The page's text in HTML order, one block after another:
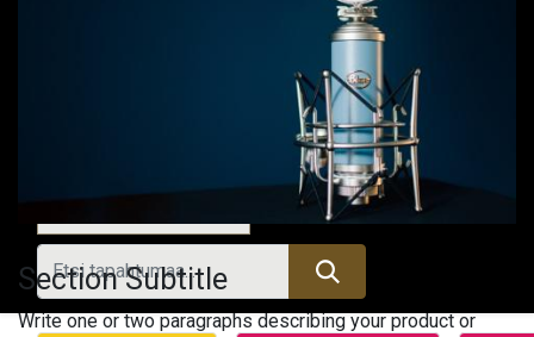
Tänään
Section Subtitle
Write one or two paragraphs describing your product or